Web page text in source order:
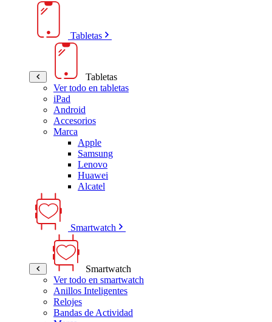
Tabletas
Tabletas
Ver todo en tabletas
iPad
Android
Accesorios
Marca
Apple
Samsung
Lenovo
Huawei
Alcatel
Smartwatch
Smartwatch
Ver todo en smartwatch
Anillos Inteligentes
Relojes
Bandas de Actividad